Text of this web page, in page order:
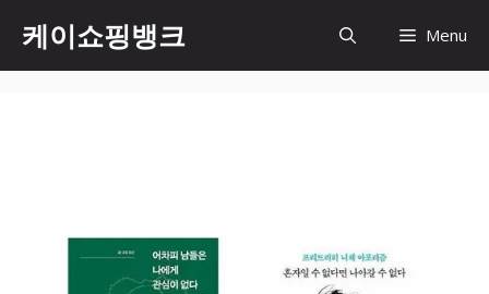
content
케이쇼핑뱅크 Menu